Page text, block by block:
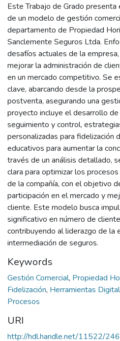
Este Trabajo de Grado
de un modelo de gestión
departamento de Propiedad
Sanclemente Seguros Ltda.
desafíos actuales de la
mejorar la administración de
en un mercado competitivo. Se
clave, abarcando desde la
postventa, asegurando una
proyecto incluye el desarrollo
seguimiento y control,
personalizadas para fidelización
educativos para aumentar la
través de un análisis detallado,
clara para optimizar los
de la compañía, con el objetivo
participación en el mercado y
cliente. Este modelo busca
significativo en número de
contribuyendo al liderazgo de la
intermediación de seguros.
Keywords
Gestión Comercial, Propiedad
Fidelización, Herramientas
Procesos
URI
http://hdl.handle.net/11522/